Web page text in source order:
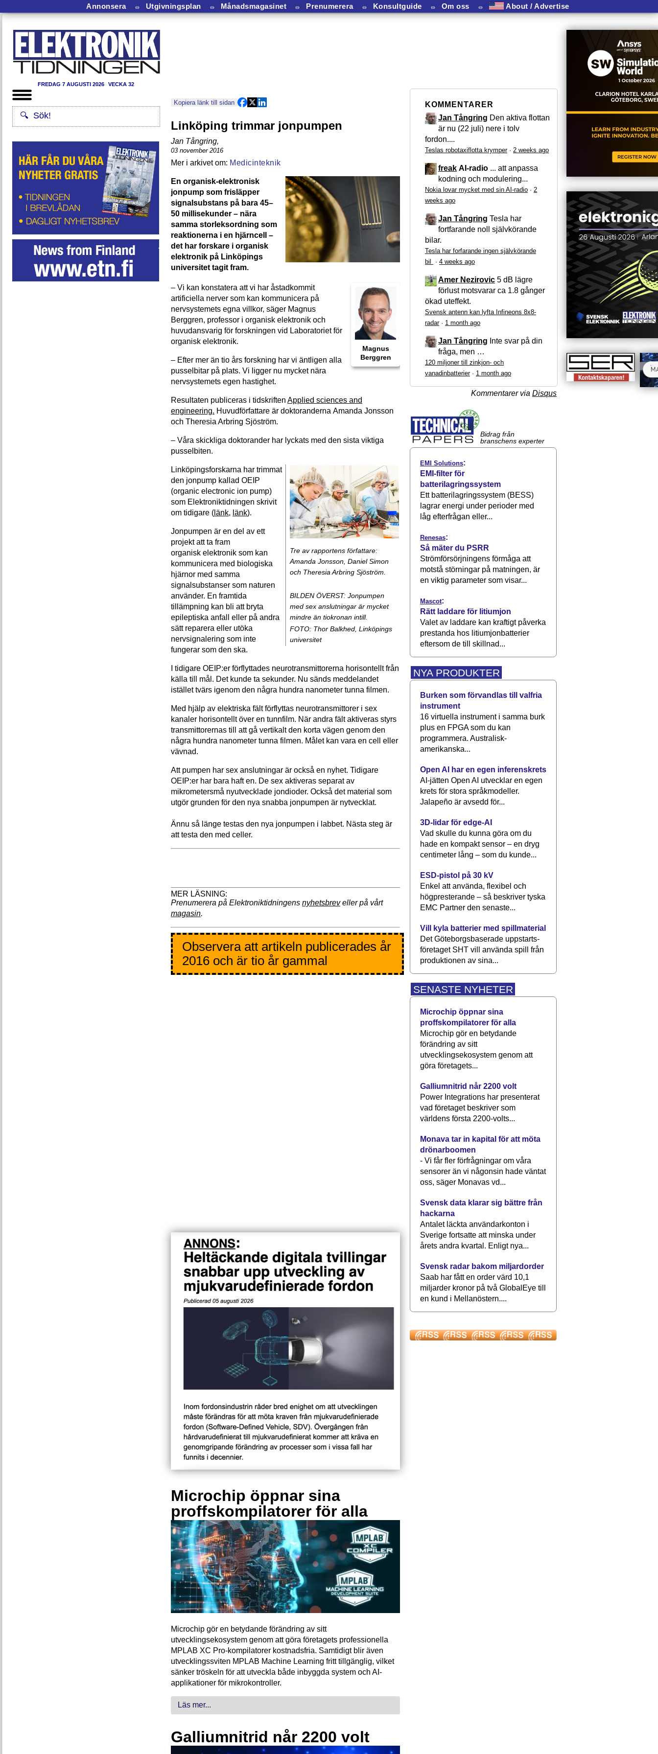
Annonsera ⏛ Utgivningsplan ⏛ Månadsmagasinet ⏛ Prenumerera ⏛ Konsultguide ⏛ Om oss ⏛ About / Advertise
FREDAG 7 AUGUSTI 2026 VECKA 32
Kopiera länk till sidan
Linköping trimmar jonpumpen
Jan Tångring,
03 november 2016
Medicinteknik
En organisk-elektronisk
jonpump som frisläpper
signalsubstans på bara 45–
50 millisekunder – nära
samma storleksordning som
reaktionerna i en hjärncell –
det har forskare i organisk
elektronik på Linköpings
universitet tagit fram.
Magnus
Berggren
– Vi kan konstatera att vi har åstadkommit
artificiella nerver som kan kommunicera på
nervsystemets egna villkor, säger Magnus
Berggren, professor i organisk elektronik och
huvudansvarig för forskningen vid Laboratoriet för
organisk elektronik.
– Efter mer än tio års forskning har vi äntligen alla
pusselbitar på plats. Vi ligger nu mycket nära
nervsystemets egen hastighet.
Resultaten publiceras i tidskriften Applied sciences and
engineering. Huvudförfattare är doktoranderna Amanda Jonsson
och Theresia Arbring Sjöström.
– Våra skickliga doktorander har lyckats med den sista viktiga
pusselbiten.
Tre av rapportens författare:
Amanda Jonsson, Daniel Simon
och Theresia Arbring Sjöström.
BILDEN ÖVERST: Jonpumpen
med sex anslutningar är mycket
mindre än tiokronan intill.
FOTO: Thor Balkhed, Linköpings
universitet
Linköpingsforskarna har trimmat
den jonpump kallad OEIP
(organic electronic ion pump)
som Elektroniktidningen skrivit
om tidigare ( länk, länk).
Jonpumpen är en del av ett
projekt att ta fram
organisk elektronik som kan
kommunicera med biologiska
hjärnor med samma
signalsubstanser som naturen
använder. En framtida
tillämpning kan bli att bryta
epileptiska anfall eller på andra
sätt reparera eller utöka
nervsignalering som inte
fungerar som den ska.
I tidigare OEIP:er förflyttades neurotransmittorerna horisontellt från
källa till mål. Det kunde ta sekunder. Nu sänds meddelandet
istället tvärs igenom den några hundra nanometer tunna filmen.
Med hjälp av elektriska fält förflyttas neurotransmittorer i sex
kanaler horisontellt över en tunnfilm. När andra fält aktiveras styrs
transmittorernas till att gå vertikalt den korta vägen genom den
några hundra nanometer tunna filmen. Målet kan vara en cell eller
vävnad.
Att pumpen har sex anslutningar är också en nyhet. Tidigare
OEIP:er har bara haft en. De sex aktiveras separat av
mikrometersmå nyutvecklade jondioder. Också det material som
utgör grunden för den nya snabba jonpumpen är nytvecklat.
Ännu så länge testas den nya jonpumpen i labbet. Nästa steg är
att testa den med celler.
Prenumerera på Elektroniktidningens nyhetsbreveller på vårt
magasin.
Observera att artikeln publicerades år
2016 och är tio år gammal
Microchip öppnar sina
proffskompilatorer för alla
Microchip gör en betydande förändring av sitt
utvecklingsekosystem genom att göra företagets professionella
MPLAB XC Pro-kompilatorer kostnadsfria. Samtidigt blir även
utvecklingssviten MPLAB Machine Learning fritt tillgänglig, vilket
sänker tröskeln för att utveckla både inbyggda system och AI-
applikationer för mikrokontroller.
Läs mer...
Galliumnitrid når 2200 volt
KOMMENTARER
Jan Tångring Den aktiva flottan
är nu (22 juli) nere i tolv
fordon....
Teslas robotaxiflotta krymper· 2 weeks ago
freak AI-radio ... att anpassa
kodning och modulering...
Nokia lovar mycket med sin AI-radio · 2
weeks ago
Jan Tångring Tesla har
fortfarande noll självkörande
bilar.
Tesla har forfarande ingen självkörande
bil
· 4 weeks ago
Amer Nezirovic 5 dB lägre
förlust motsvarar ca 1.8 gånger
ökad uteffekt.
Svensk antenn kan lyfta Infineons 8x8-
radar· 1 month ago
Jan Tångring Inte svar på din
fråga, men …
120 miljoner till zinkjon- och
vanadinbatterier· 1 month ago
Kommentarer via Disqus
Bidrag från
branschens experter
EMI Solutions:
EMI-filter för
batterilagringssystem
Ett batterilagringssystem (BESS)
lagrar energi under perioder med
låg efterfrågan eller...
Renesas:
Så mäter du PSRR
Strömförsörjningens förmåga att
motstå störningar på matningen, är
en viktig parameter som visar...
Mascot:
Rätt laddare för litiumjon
Valet av laddare kan kraftigt påverka
prestanda hos litiumjonbatterier
eftersom de till skillnad...
NYA PRODUKTER
Burken som förvandlas till valfria
instrument
16 virtuella instrument i samma burk
plus en FPGA som du kan
programmera. Australisk-
amerikanska...
Open AI har en egen inferenskrets
AI-jätten Open AI utvecklar en egen
krets för stora språkmodeller.
Jalapeño är avsedd för...
3D-lidar för edge-AI
Vad skulle du kunna göra om du
hade en kompakt sensor – en dryg
centimeter lång – som du kunde...
ESD-pistol på 30 kV
Enkel att använda, flexibel och
högpresterande – så beskriver tyska
EMC Partner den senaste...
Vill kyla batterier med spillmaterial
Det Göteborgsbaserade upp­starts­
företaget SHT vill använda spill från
produktionen av sina...
SENASTE NYHETER
Microchip öppnar sina
proffskompilatorer för alla
Microchip gör en betydande
förändring av sitt
utvecklingsekosystem genom att
göra företagets...
Galliumnitrid når 2200 volt
Power Integrations har presenterat
vad företaget beskriver som
världens första 2200-volts...
Monava tar in kapital för att möta
drönarboomen
- Vi får fler förfrågningar om våra
sensorer än vi någonsin hade väntat
oss, säger Monavas vd...
Svensk data klarar sig bättre från
hackarna
Antalet läckta användarkonton i
Sverige fortsatte att minska under
årets andra kvartal. Enligt nya...
Svensk radar bakom miljardorder
Saab har fått en order värd 10,1
miljarder kronor på två GlobalEye till
en kund i Mellanöstern....